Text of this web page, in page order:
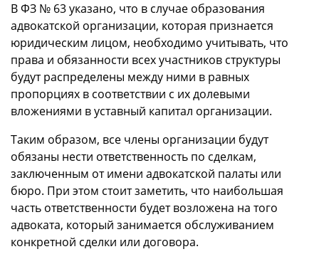
В ФЗ № 63 указано, что в случае образования
адвокатской организации, которая признается
юридическим лицом, необходимо учитывать, что
права и обязанности всех участников структуры
будут распределены между ними в равных
пропорциях в соответствии с их долевыми
вложениями в уставный капитал организации.
Таким образом, все члены организации будут
обязаны нести ответственность по сделкам,
заключенным от имени адвокатской палаты или
бюро. При этом стоит заметить, что наибольшая
часть ответственности будет возложена на того
адвоката, который занимается обслуживанием
конкретной сделки или договора.